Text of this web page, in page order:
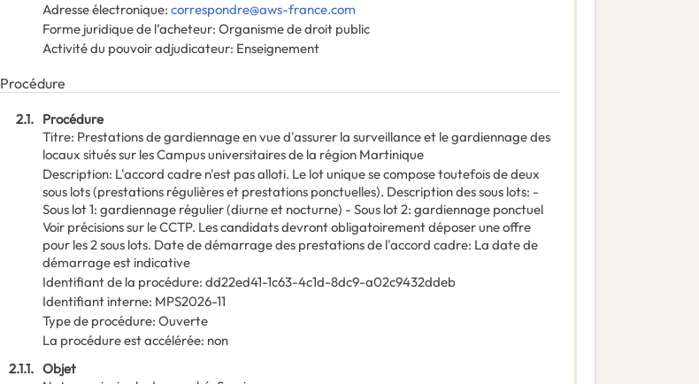
Adresse électronique: correspondre@aws-france.com
Forme juridique de l’acheteur: Organisme de droit public
Activité du pouvoir adjudicateur: Enseignement
Procédure
2.1. Procédure
Titre: Prestations de gardiennage en vue d'assurer la surveillance et le gardiennage des
locaux situés sur les Campus universitaires de la région Martinique
Description: L'accord cadre n'est pas alloti. Le lot unique se compose toutefois de deux
sous lots (prestations régulières et prestations ponctuelles). Description des sous lots: -
Sous lot 1: gardiennage régulier (diurne et nocturne) - Sous lot 2: gardiennage ponctuel
Voir précisions sur le CCTP. Les candidats devront obligatoirement déposer une offre
pour les 2 sous lots. Date de démarrage des prestations de l'accord cadre: La date de
démarrage est indicative
Identifiant de la procédure: dd22ed41-1c63-4c1d-8dc9-a02c9432ddeb
Identifiant interne: MPS2026-11
Type de procédure: Ouverte
La procédure est accélérée: non
2.1.1. Objet